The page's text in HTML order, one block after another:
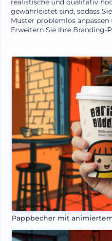
realistische und qualitativ
gewährleistet sind, sodass
Muster problemlos
Erweitern Sie Ihre Branding-
Pappbecher mit